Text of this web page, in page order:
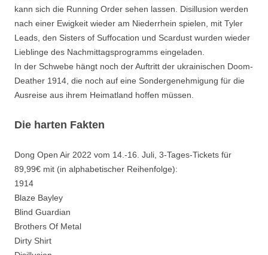
kann sich die Running Order sehen lassen. Disillusion werden
nach einer Ewigkeit wieder am Niederrhein spielen, mit Tyler
Leads, den Sisters of Suffocation und Scardust wurden wieder
Lieblinge des Nachmittagsprogramms eingeladen.
In der Schwebe hängt noch der Auftritt der ukrainischen Doom-
Deather 1914, die noch auf eine Sondergenehmigung für die
Ausreise aus ihrem Heimatland hoffen müssen.
Die harten Fakten
Dong Open Air 2022 vom 14.-16. Juli, 3-Tages-Tickets für
89,99€ mit (in alphabetischer Reihenfolge):
1914
Blaze Bayley
Blind Guardian
Brothers Of Metal
Dirty Shirt